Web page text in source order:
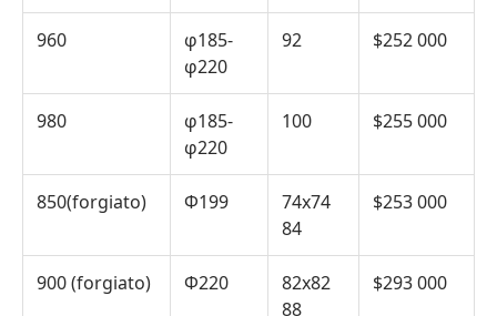
960
φ185-
φ220
92 $252 000
980
φ185-
φ220
100 $255 000
850(forgiato) Φ199
74x74
84
$253 000
900 (forgiato) Φ220
82x82
88
$293 000